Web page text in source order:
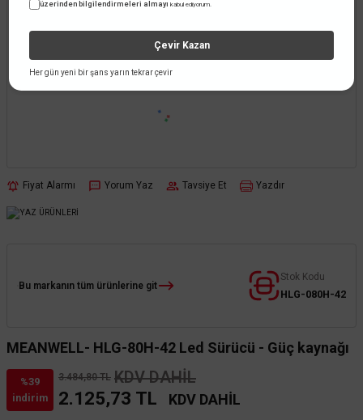
Fiyat Alarmı Yorum Yaz Tavsiye Et Yazdır
Bu markanın tüm ürünlerine git
Stok Kodu
HLG-080H-42
MEANWELL- HLG-80H-42 Led Sürücü - Güç kaynağı
%39
indirim
3.484,80 TL KDV DAHİL
2.125,73 TL KDV DAHİL
üzerinden bilgilendirmeleri almayı kabul ediyorum.
Çevir Kazan
Her gün yeni bir şans yarın tekrar çevir